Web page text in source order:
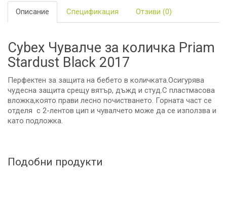
Описание Спецификация Отзиви (0)
Cybex Чувалче за количка Priam
Stardust Black 2017
Перфектен за защита на бебето в количката.Осигурява
чудесна защита срещу вятър, дъжд и студ.С пластмасова
вложка,която прави лесно почистването. Горната част се
отделя с 2-лентов цип и чувалчето може да се използва и
като подложка.
Подобни продукти